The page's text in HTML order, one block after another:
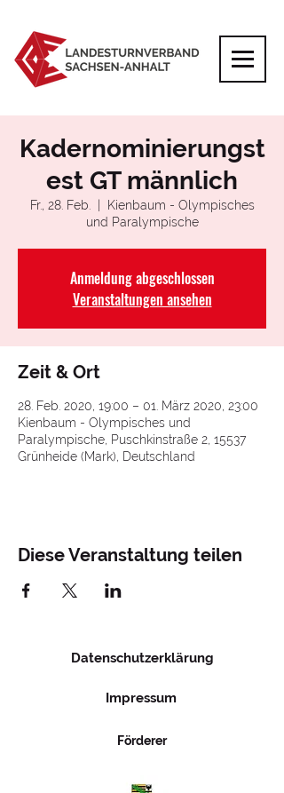
Kadernominierungst
est GT männlich
Fr., 28. Feb.
Kienbaum - Olympisches
und Paralympische
Anmeldung abgeschlossen
Veranstaltungen ansehen
Zeit & Ort
28. Feb. 2020, 19:00 – 01. März 2020, 23:00
Kienbaum - Olympisches und
Paralympische, Puschkinstraße 2, 15537
Grünheide (Mark), Deutschland
Diese Veranstaltung teilen
Datenschutzerklärung
Impressum
Förderer